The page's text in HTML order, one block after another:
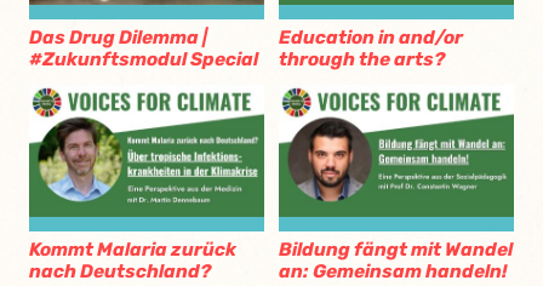
Das Drug Dilemma |
#Zukunftsmodul Special
Education in and/or
through the arts?
Kommt Malaria zurück
nach Deutschland?
Bildung fängt mit Wandel
an: Gemeinsam handeln!